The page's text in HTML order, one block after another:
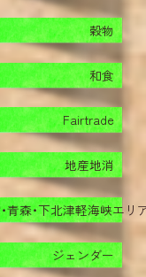
穀物
和食
Fairtrade
地産地消
青森・下北津軽海峡エリ
ジェンダー